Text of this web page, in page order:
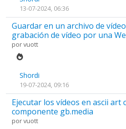
13-07-2024, 06:36
Guardar en un archivo de
grabación de vídeo por una
porvuott
Shordi
19-07-2024, 09:16
Ejecutar los vídeos en ascii art
componente gb.media
porvuott